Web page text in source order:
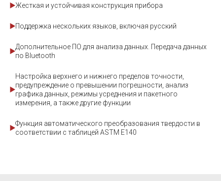
Жесткая и устойчивая конструкция прибора
Поддержка нескольких языков, включая русский
Дополнительное ПО для анализа данных. Передача данных
по Bluetooth
Настройка верхнего и нижнего пределов точности,
предупреждение о превышении погрешности, анализ
графика данных, режимы усреднения и пакетного
измерения, а также другие функции
Функция автоматического преобразования твердости в
соответствии с таблицей ASTM E140